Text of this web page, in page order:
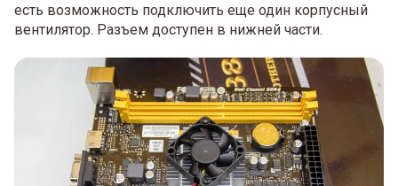
есть возможность подключить еще один корпусный
вентилятор. Разъем доступен в нижней части.